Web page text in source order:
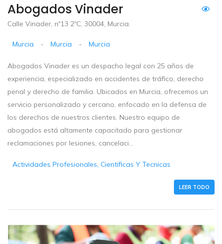
Abogados Vinader
Calle Vinader, nº13 2ºC, 30004, Murcia.
Murcia - Murcia - Murcia
Abogados Vinader es un despacho legal con 25 años de
experiencia, especializado en accidentes de tráfico, derecho
penal y derecho de familia. Ubicados en Murcia, ofrecemos un
servicio personalizado y cercano, enfocado en la defensa de
los derechos de nuestros clientes. Nuestro equipo de
abogados está altamente capacitado para gestionar
reclamaciones por lesiones, cancelaci...
Actividades Profesionales, Cientificas Y Tecnicas
LEER TODO